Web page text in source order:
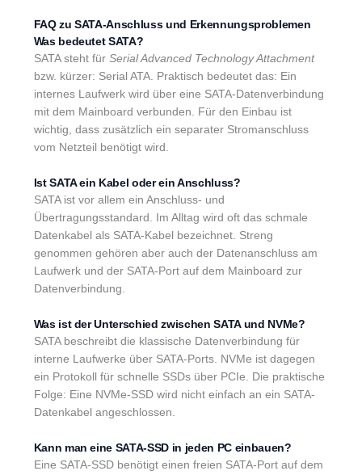
FAQ zu SATA-Anschluss und Erkennungsproblemen
Was bedeutet SATA?
SATA steht für Serial Advanced Technology Attachment
bzw. kürzer: Serial ATA. Praktisch bedeutet das: Ein
internes Laufwerk wird über eine SATA-Datenverbindung
mit dem Mainboard verbunden. Für den Einbau ist
wichtig, dass zusätzlich ein separater Stromanschluss
vom Netzteil benötigt wird.
Ist SATA ein Kabel oder ein Anschluss?
SATA ist vor allem ein Anschluss- und
Übertragungsstandard. Im Alltag wird oft das schmale
Datenkabel als SATA-Kabel bezeichnet. Streng
genommen gehören aber auch der Datenanschluss am
Laufwerk und der SATA-Port auf dem Mainboard zur
Datenverbindung.
Was ist der Unterschied zwischen SATA und NVMe?
SATA beschreibt die klassische Datenverbindung für
interne Laufwerke über SATA-Ports. NVMe ist dagegen
ein Protokoll für schnelle SSDs über PCIe. Die praktische
Folge: Eine NVMe-SSD wird nicht einfach an ein SATA-
Datenkabel angeschlossen.
Kann man eine SATA-SSD in jeden PC einbauen?
Eine SATA-SSD benötigt einen freien SATA-Port auf dem